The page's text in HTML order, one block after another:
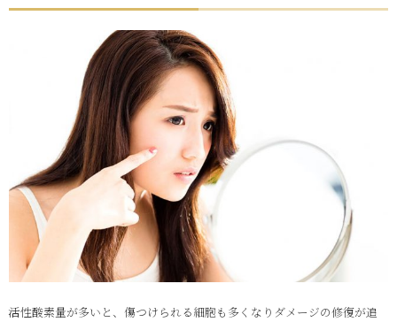
活性酸素量が多いと、傷つけられる細胞も多くなりダメージの修復が追